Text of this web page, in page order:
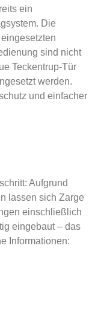
ein
Die
sind nicht
Teckentrup-Tür
werden.
und einfacher
Aufgrund
lassen sich Zarge
einschließlich
eingebaut – das
Informationen: